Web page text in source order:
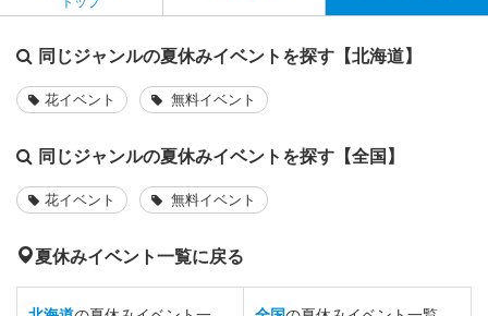
同じジャンルの夏休みイベントを探す【北海道】
花イベント 無料イベント
同じジャンルの夏休みイベントを探す【全国】
花イベント 無料イベント
夏休みイベント一覧に戻る